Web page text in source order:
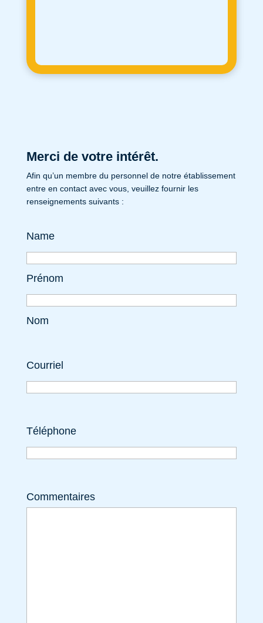
Merci de votre intérêt.
Afin qu’un membre du personnel de notre établissement
entre en contact avec vous, veuillez fournir les
renseignements suivants :
Name
Prénom
Nom
Courriel
Téléphone
Commentaires